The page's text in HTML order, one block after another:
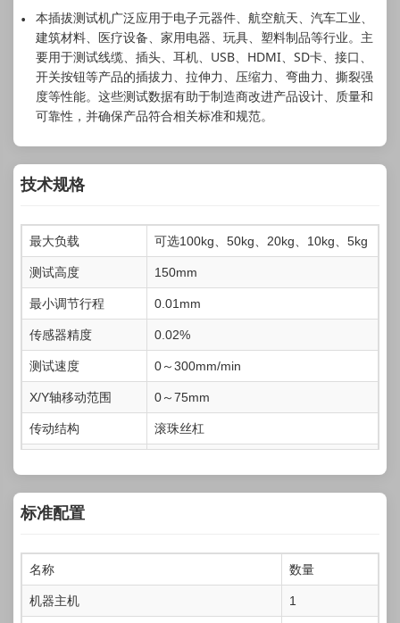
本插拔测试机广泛应用于电子元器件、航空航天、汽车工业、
建筑材料、医疗设备、家用电器、玩具、塑料制品等行业。主
要用于测试线缆、插头、耳机、USB、HDMI、SD卡、接口、
开关按钮等产品的插拔力、拉伸力、压缩力、弯曲力、撕裂强
度等性能。这些测试数据有助于制造商改进产品设计、质量和
可靠性，并确保产品符合相关标准和规范。
技术规格
最大负载 可选100kg、50kg、20kg、10kg、5kg
测试高度 150mm
最小调节行程 0.01mm
传感器精度 0.02%
测试速度 0～300mm/min
X/Y轴移动范围 0～75mm
传动结构 滚珠丝杠
机器尺寸 400mm*300mm*1050mm（宽*深*高）
净重
电源 AC220V
标准配置
名称 数量
机器主机 1